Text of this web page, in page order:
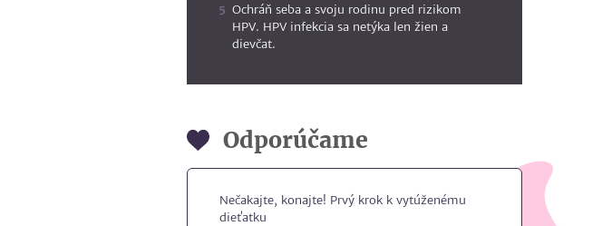
Ochráň seba a svoju rodinu pred rizikom
HPV. HPV infekcia sa netýka len žien a
dievčat.
Odporúčame
Nečakajte, konajte! Prvý krok k vytúženému
dieťatku